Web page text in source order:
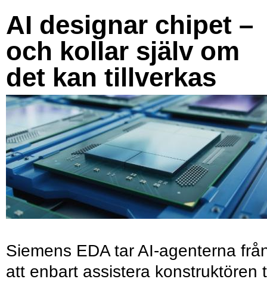
AI designar chipet –
och kollar själv om
det kan tillverkas
Siemens EDA tar AI-agenterna
att enbart assistera konstruktören